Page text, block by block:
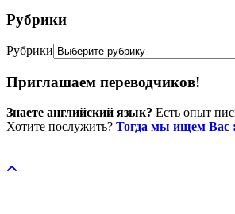
Рубрики
Рубрики
Приглашаем переводчиков!
Знаете английский язык? Есть опыт
Хотите послужить? Тогда мы ищем Вас